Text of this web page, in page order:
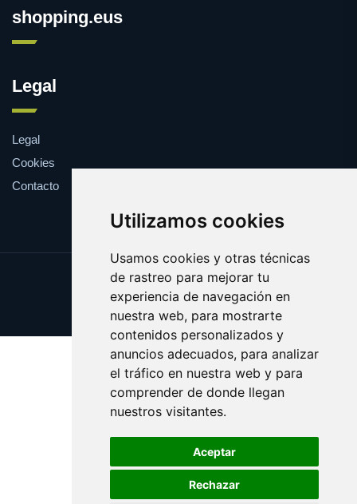
Utilizamos cookies
Usamos cookies y otras técnicas
de rastreo para mejorar tu
experiencia de navegación en
nuestra web, para mostrarte
contenidos personalizados y
anuncios adecuados, para analizar
el tráfico en nuestra web y para
comprender de donde llegan
nuestros visitantes.
Aceptar
Rechazar
shopping.eus
Legal
Legal
Cookies
Contacto
Update cookies preferences
Copyright © 2025 shopping.eus